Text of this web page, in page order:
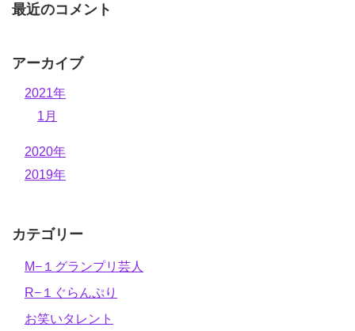
最近のコメント
アーカイブ
2021年
1月
2020年
2019年
カテゴリー
M−１グランプリ芸人
R−１ぐらんぷり
お笑いタレント